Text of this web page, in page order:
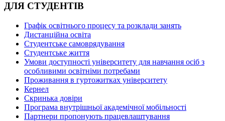
ДЛЯ СТУДЕНТІВ
Графік освітнього процесу та розклади занять
Дистанційна освіта
Студентське самоврядування
Студентське життя
Умови доступності університету для навчання осіб з
особливими освітніми потребами
Проживання в гуртожитках університету
Кернел
Скринька довіри
Програма внутрішньої академічної мобільності
Партнери пропонують працевлаштування